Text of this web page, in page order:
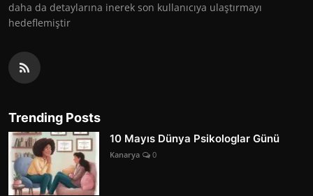
daha da detaylarına inerek son kullanıcıya ulaştırmayı
hedeflemiştir
Trending Posts
10 Mayıs Dünya Psikologlar Günü
Kanarya 0